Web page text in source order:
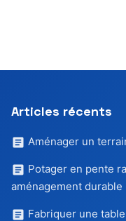
Articles récents
Aménager un
Potager en pente
aménagement durable
Fabriquer une